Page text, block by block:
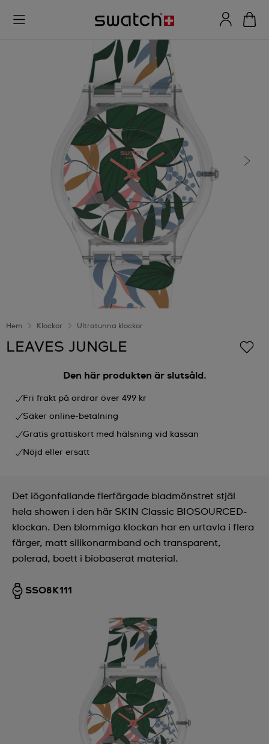
Hem Klockor Ultratunna klockor
LEAVES JUNGLE
Den här produkten är slutsåld.
Fri frakt på ordrar över 499 kr
Säker online-betalning
Gratis grattiskort med hälsning vid kassan
Nöjd eller ersatt
Det iögonfallande flerfärgade bladmönstret stjäl
hela showen i den här SKIN Classic BIOSOURCED-
klockan. Den blommiga klockan har en urtavla i flera
färger, matt silikonarmband och transparent,
polerad, boett i biobaserat material.
SS08K111